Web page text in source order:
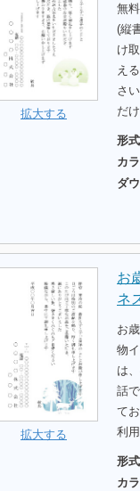
拡大する
無
(縦
け
え
さ
だ
形式
カ
ダ
拡大する
お
ネ
お
物
は
話
て
利
形式
カ